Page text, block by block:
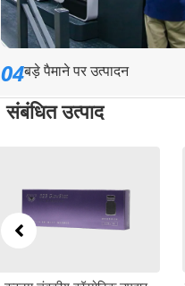
04बड़े पैमाने पर उत्पादन
संबंधित उत्पाद